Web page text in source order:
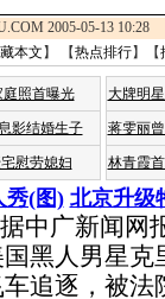
2005-05-13
本文 】 【热点排行】【
庭照首曝光
影结婚生子
慰劳媳妇
大牌明
蒋雯丽
林青霞
秀(图) 北京升级
广新闻网
黑人男星
追逐，被法